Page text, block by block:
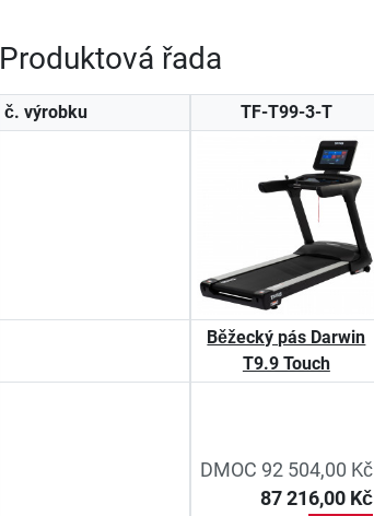
Produktová řada
č. výrobku TF-T99-3-T
Běžecký pás Darwin
T9.9 Touch
DMOC 92 504,00 Kč
87 216,00 Kč